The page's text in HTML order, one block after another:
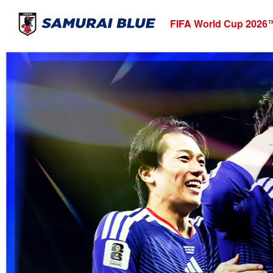
FIFA World Cup 2026